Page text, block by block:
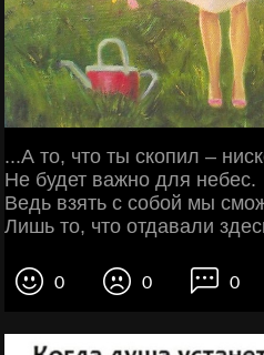
...А то, что ты скопил –
Не будет важно для небес.
Ведь взять с собой мы
Лишь то, что отдавали
0 0 0